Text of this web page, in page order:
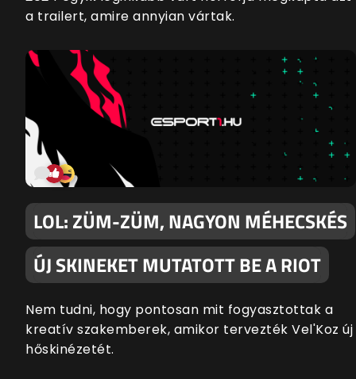
a trailert, amire annyian vártak.
LOL: ZÜM-ZÜM, NAGYON MÉHECSKÉS
ÚJ SKINEKET MUTATOTT BE A RIOT
Nem tudni, hogy pontosan mit fogyasztottak a
kreatív szakemberek, amikor tervezték Vel'Koz új
hőskinézetét.